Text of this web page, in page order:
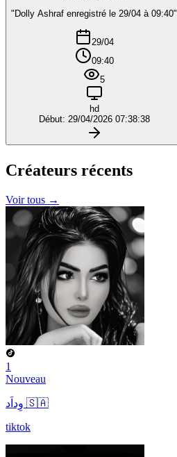
"Dolly Ashraf enregistré le 29/04 à 09:40"
29/04
09:40
5
hd
Début: 29/04/2026 07:38:38
Créateurs récents
Voir tous →
1
Nouveau
وِداَد 🇸🇦
tiktok